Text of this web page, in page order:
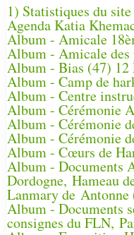
1) Statistiques du
Agenda Katia
Album - Amicale
Album - Amicale des
Album - Bias (47) 12
Album - Camp de
Album - Centre
Album - Cérémonie
Album - Cérémonie
Album - Cérémonie
Album - Cœurs de
Album - Documents
Dordogne, Hameau
Lanmary de Antonne
Album - Documents
consignes du FLN,